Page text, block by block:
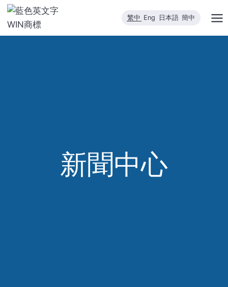
跳
到
內
繁中 Eng 日本語 簡中
新聞中心